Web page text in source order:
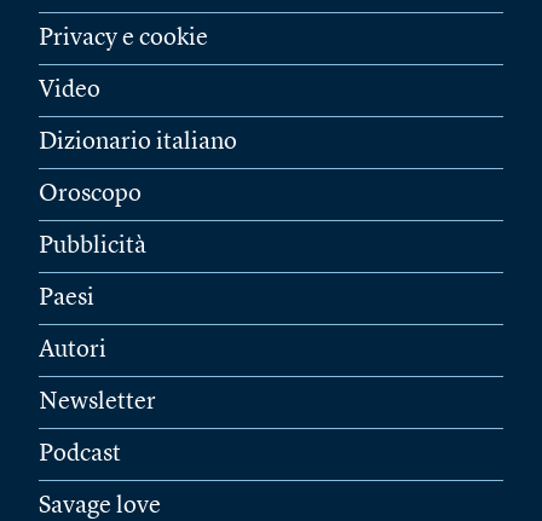
Privacy e cookie
Video
Dizionario italiano
Oroscopo
Pubblicità
Paesi
Autori
Newsletter
Podcast
Savage love